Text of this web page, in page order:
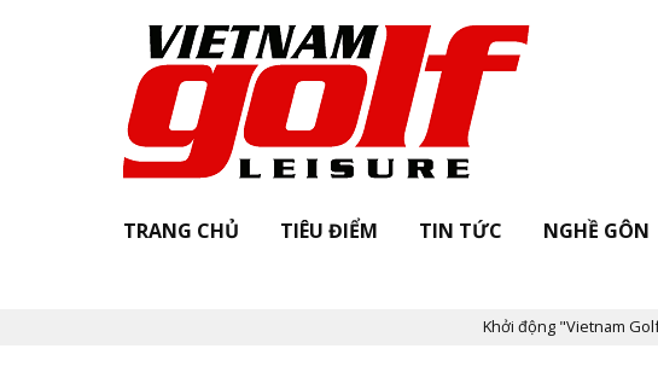
TRANG CHỦ TIÊU ĐIỂM TIN TỨC NGHỀ GÔN
Khởi động "Vietnam Golf Leisure